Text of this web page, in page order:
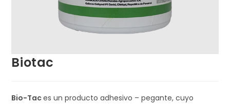
Biotac
Bio-Taces un producto adhesivo – pegante, cuyo